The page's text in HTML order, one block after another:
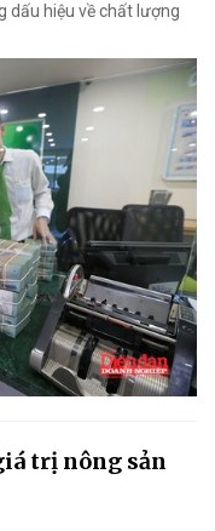
dấu hiệu về chất lượng
trị nông sản